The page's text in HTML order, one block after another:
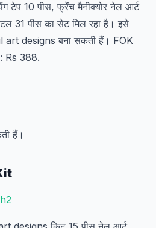
टेप 10 पीस, फ्रेंच मैनीक्योर नेल आर्ट
31 पीस का सेट मिल रहा है। इसे
art designs बना सकती हैं। FOK
Rs 388.
हैं।